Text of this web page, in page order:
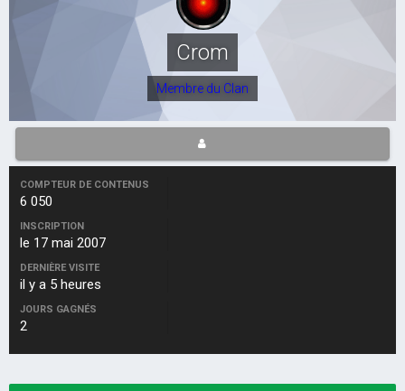
Crom
Membre du Clan
COMPTEUR DE CONTENUS
6 050
INSCRIPTION
le 17 mai 2007
DERNIÈRE VISITE
il y a 5 heures
JOURS GAGNÉS
2